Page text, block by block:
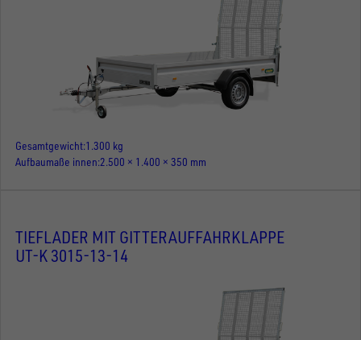
Gesamtgewicht 1.300 kg
Aufbaumaße innen 2.500 × 1.400 × 350 mm
TIEFLADER MIT GITTERAUFFAHRKLAPPE
UT-K 3015-13-14